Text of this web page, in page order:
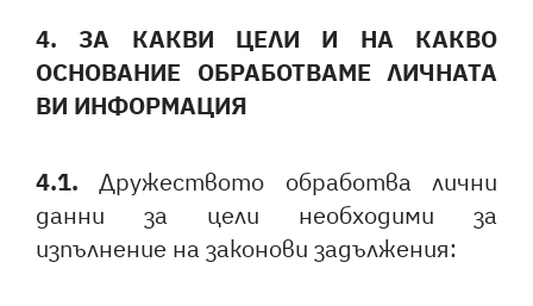
4. ЗА КАКВИ ЦЕЛИ И НА КАКВО
ОСНОВАНИЕ ОБРАБОТВАМЕ ЛИЧНАТА
ВИ ИНФОРМАЦИЯ
4.1. Дружеството обработва лични
данни за цели необходими за
изпълнение на законови задължения: